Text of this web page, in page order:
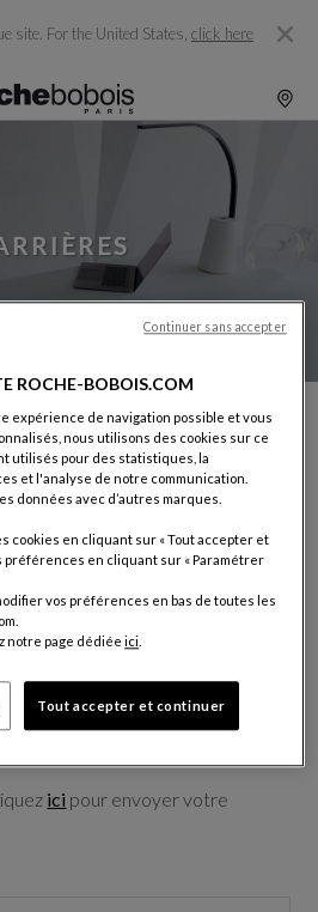
site. For the United States, click here
de 265 magasins implantés dans
Bobois offre de nombreuses
en France et à l’international.
ouverts sur l’international,
marquée à le décoration haut
du challenge et de la recherche
à chacun de s'épanouir et
nombreux secteurs proposés :
Dessin 3D, Comptabilité,
ici pour envoyer votre
ROCHE-BOBOIS.COM
expérience de navigation possible et vous
nous utilisons des cookies sur ce
utilisés pour des statistiques, la
et l'analyse de notre communication.
données avec d’autres marques.
cookies en cliquant sur « Tout accepter et
préférences en cliquant sur « Paramétrer
vos préférences en bas de toutes les
notre page dédiéeici.
Tout accepter et continuer
Continuer sans accepter